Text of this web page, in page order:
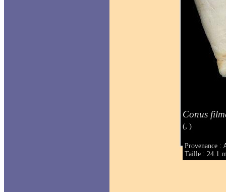
Conus
(, )
Provenance :
Taille : 24.1